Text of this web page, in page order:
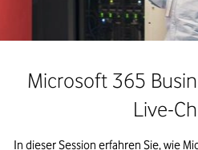
Microsoft 365
Live-
In dieser Session erfahren Sie, wie